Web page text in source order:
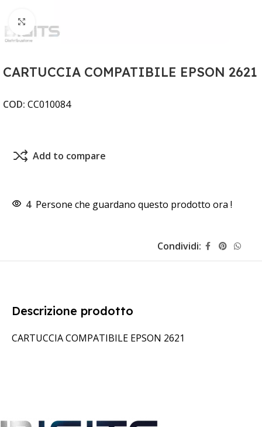
CARTUCCIA COMPATIBILE EPSON 2621
COD: CC010084
Add to compare
4 Persone che guardano questo prodotto ora !
Condividi:
Descrizione prodotto
CARTUCCIA COMPATIBILE EPSON 2621